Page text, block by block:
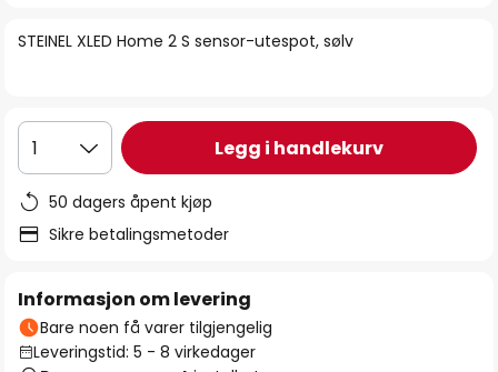
STEINEL XLED Home 2 S sensor-utespot, sølv
1 Legg i handlekurv
50 dagers åpent kjøp
Sikre betalingsmetoder
Informasjon om levering
Bare noen få varer tilgjengelig
Leveringstid: 5 - 8 virkedager